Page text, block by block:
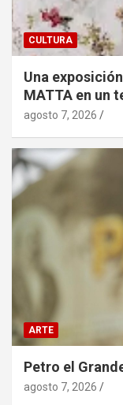
CULTURA
Una
MATTA en un
agosto 7, 2026
ARTE
Petro el
agosto 7, 2026